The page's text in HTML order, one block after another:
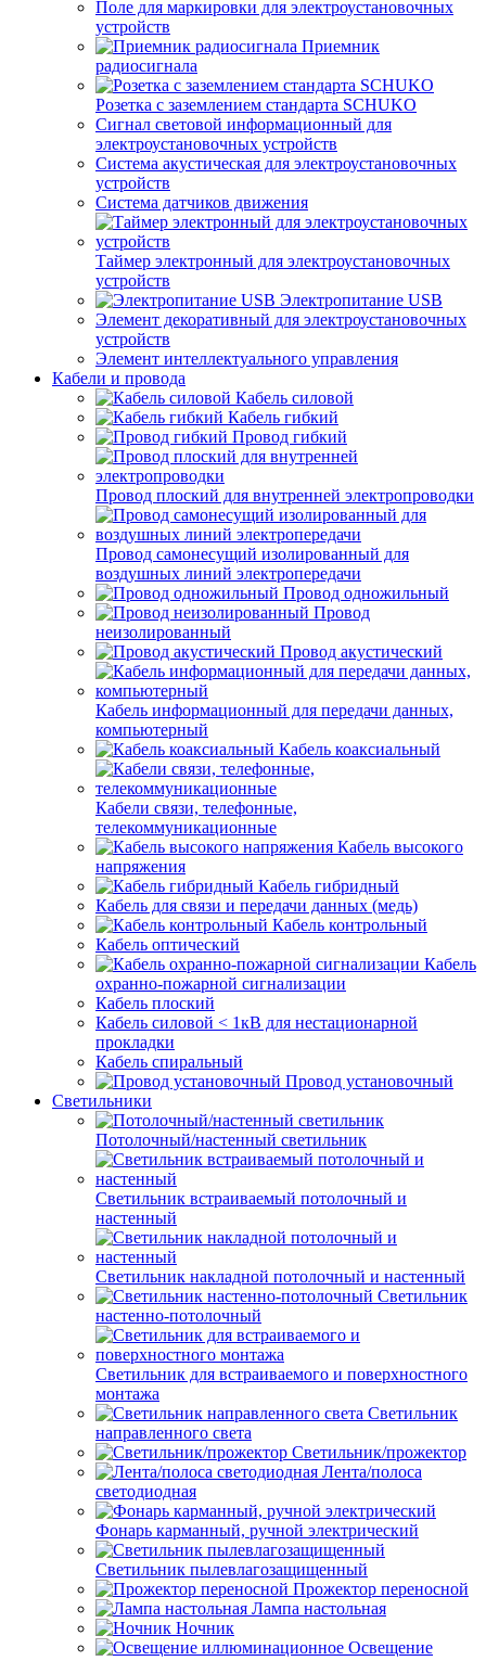
Поле для маркировки для электроустановочных
устройств
Приемник
радиосигнала
Розетка с заземлением стандарта SCHUKO
Сигнал световой информационный для
электроустановочных устройств
Система акустическая для электроустановочных
устройств
Система датчиков движения
Таймер электронный для электроустановочных
устройств
Электропитание USB
Элемент декоративный для электроустановочных
устройств
Элемент интеллектуального управления
Кабели и провода
Кабель силовой
Кабель гибкий
Провод гибкий
Провод плоский для внутренней электропроводки
Провод самонесущий изолированный для
воздушных линий электропередачи
Провод одножильный
Провод
неизолированный
Провод акустический
Кабель информационный для передачи данных,
компьютерный
Кабель коаксиальный
Кабели связи, телефонные,
телекоммуникационные
Кабель высокого
напряжения
Кабель гибридный
Кабель для связи и передачи данных (медь)
Кабель контрольный
Кабель оптический
Кабель
охранно-пожарной сигнализации
Кабель плоский
Кабель силовой < 1кВ для нестационарной
прокладки
Кабель спиральный
Провод установочный
Светильники
Потолочный/настенный светильник
Светильник встраиваемый потолочный и
настенный
Светильник накладной потолочный и настенный
Светильник
настенно-потолочный
Светильник для встраиваемого и поверхностного
монтажа
Светильник
направленного света
Светильник/прожектор
Лента/полоса
светодиодная
Фонарь карманный, ручной электрический
Светильник пылевлагозащищенный
Прожектор переносной
Лампа настольная
Ночник
Освещение